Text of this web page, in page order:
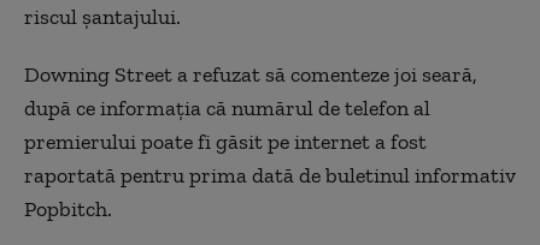
riscul șantajului.
Downing Street a refuzat să comenteze joi seară,
după ce informația că numărul de telefon al
premierului poate fi găsit pe internet a fost
raportată pentru prima dată de buletinul informativ
Popbitch.